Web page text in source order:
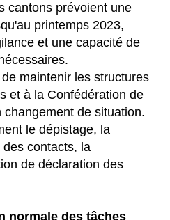
cantons prévoient une
printemps 2023,
et une capacité de
maintenir les structures
et à la Confédération de
de situation.
le dépistage, la
contacts, la
de déclaration des
normale des tâches